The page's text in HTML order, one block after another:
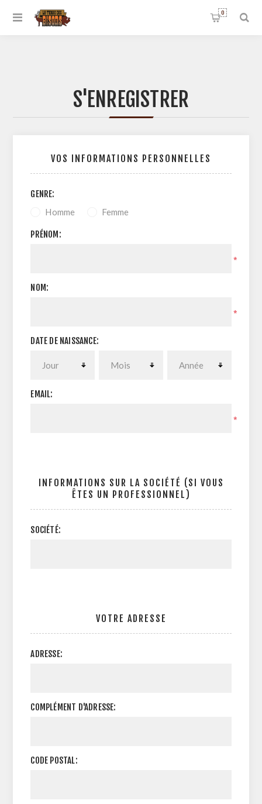
0
S'ENREGISTRER
VOS INFORMATIONS PERSONNELLES
GENRE:
Homme Femme
PRÉNOM:
*
NOM:
*
DATE DE NAISSANCE:
EMAIL:
*
INFORMATIONS SUR LA SOCIÉTÉ (SI VOUS
ÊTES UN PROFESSIONNEL)
SOCIÉTÉ:
VOTRE ADRESSE
ADRESSE:
COMPLÉMENT D'ADRESSE:
CODE POSTAL: